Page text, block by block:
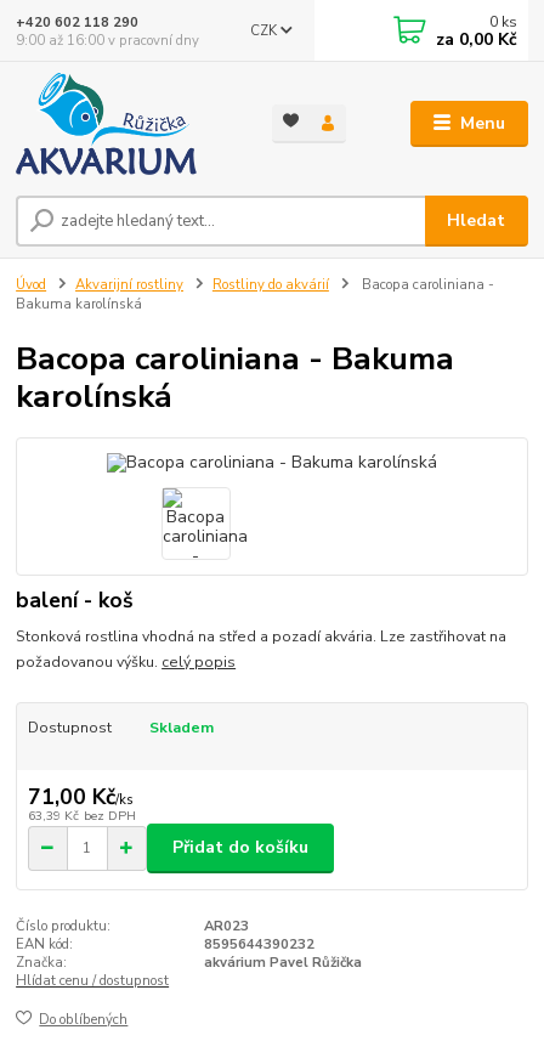
Menu
CZK
Hledat
+420 602 118 290
9:00 až 16:00 v pracovní dny
0 ks
za 0,00 Kč
Úvod Akvarijní rostliny Rostliny do akvárií
Bacopa caroliniana -
Bakuma karolínská
Bacopa caroliniana - Bakuma
karolínská
balení - koš
Stonková rostlina vhodná na střed a pozadí akvária. Lze zastřihovat na
požadovanou výšku. celý popis
Dostupnost Skladem
71,00 Kč/ks
63,39 Kč bez DPH
Přidat do košíku
Číslo produktu:
AR023
EAN kód:
8595644390232
Značka:
akvárium Pavel Růžička
Hlídat cenu / dostupnost
Do oblíbených